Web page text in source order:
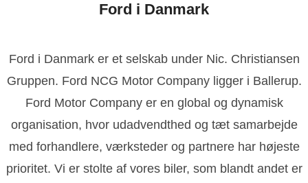
Ford i Danmark
Ford i Danmark er et selskab under Nic. Christiansen
Gruppen. Ford NCG Motor Company ligger i Ballerup.
Ford Motor Company er en global og dynamisk
organisation, hvor udadvendthed og tæt samarbejde
med forhandlere, værksteder og partnere har højeste
prioritet. Vi er stolte af vores biler, som blandt andet er